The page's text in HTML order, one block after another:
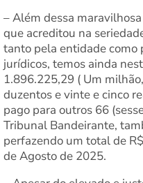
– Além dessa
que acreditou na
tanto pela entidade como
jurídicos, temos ainda
1.896.225,29 ( Um
duzentos e vinte e cinco
pago para outros 66
Tribunal Bandeirante,
perfazendo um total de
de Agosto de 2025.